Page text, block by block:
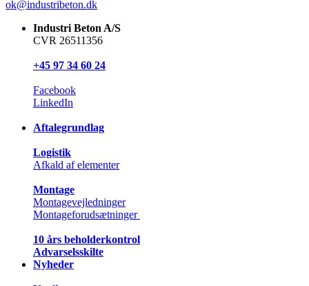
ok@industribeton.dk
Industri Beton A/S
CVR 26511356
+45 97 34 60 24
Facebook
LinkedIn
Aftalegrundlag
Logistik
Afkald af elementer
Montage
Montagevejledninger
Montageforudsætninger
10 års beholderkontrol
Advarselsskilte
Nyheder